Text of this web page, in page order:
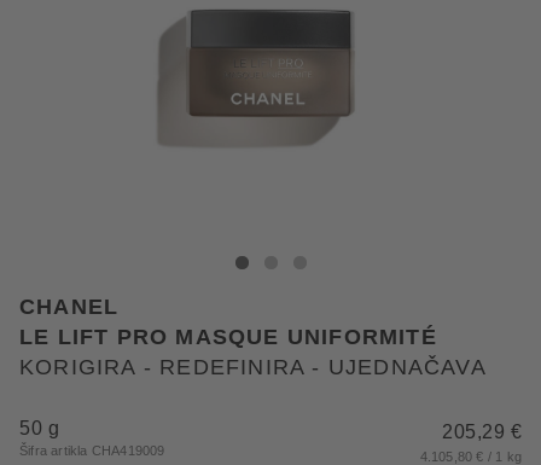
CHANEL KORIGIRA - REDEFINIRA - UJEDNAČAVA
CHANEL
LE LIFT PRO MASQUE UNIFORMITÉ
KORIGIRA - REDEFINIRA - UJEDNAČAVA
50 g
Šifra artikla CHA419009
205,29 €
4.105,80 € / 1 kg